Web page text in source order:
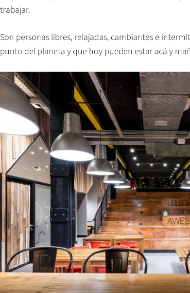
trabajar.
Son personas libres, relajadas, cambiantes e
punto del planeta y que hoy pueden estar acá y